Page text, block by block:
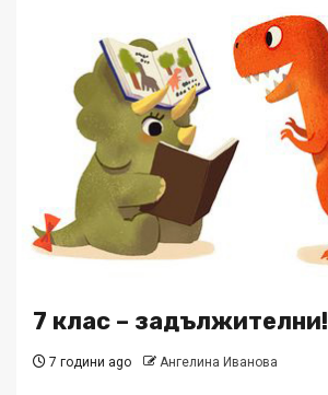
7 клас – задължителни!
7 години ago Ангелина Иванова